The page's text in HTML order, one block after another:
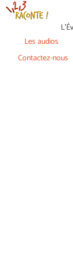
Les audios
Contactez-nous